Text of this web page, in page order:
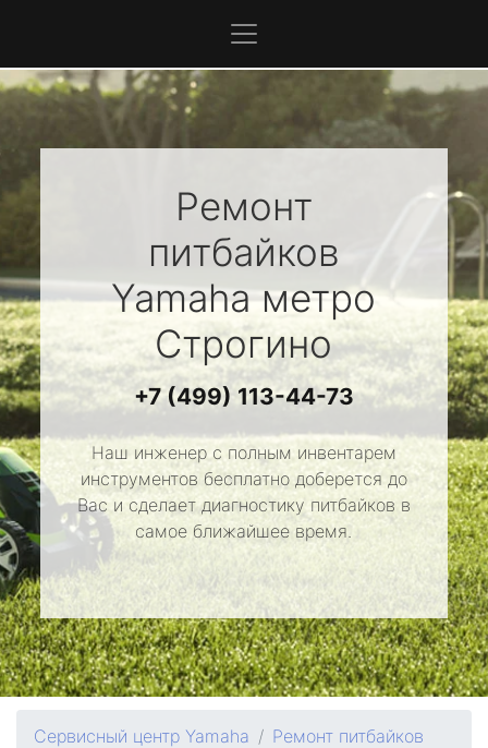
Ремонт
питбайков
Yamahaметро
Строгино
+7 (499) 113-44-73
Наш инженер с полным инвентарем
инструментов бесплатно доберется до
Вас и сделает диагностику питбайков в
самое ближайшее время.
Сервисный центр Yamaha
Ремонт питбайков